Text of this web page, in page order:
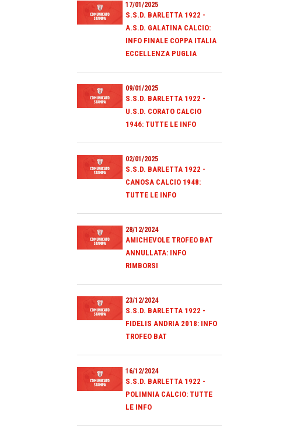
17/01/2025
S.S.D. BARLETTA 1922 -
A.S.D. GALATINA CALCIO:
INFO FINALE COPPA ITALIA
ECCELLENZA PUGLIA
09/01/2025
S.S.D. BARLETTA 1922 -
U.S.D. CORATO CALCIO
1946: TUTTE LE INFO
02/01/2025
S.S.D. BARLETTA 1922 -
CANOSA CALCIO 1948:
TUTTE LE INFO
28/12/2024
AMICHEVOLE TROFEO BAT
ANNULLATA: INFO
RIMBORSI
23/12/2024
S.S.D. BARLETTA 1922 -
FIDELIS ANDRIA 2018: INFO
TROFEO BAT
16/12/2024
S.S.D. BARLETTA 1922 -
POLIMNIA CALCIO: TUTTE
LE INFO